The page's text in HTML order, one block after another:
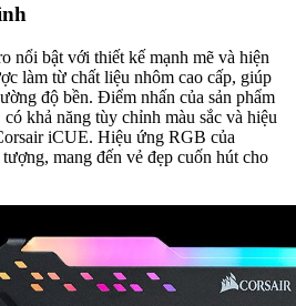
nổi bật với thiết kế mạnh mẽ và hiện
làm từ chất liệu nhôm cao cấp, giúp
độ bền. Điểm nhấn của sản phẩm
khả năng tùy chỉnh màu sắc và hiệu
iCUE. Hiệu ứng RGB của
mang đến vẻ đẹp cuốn hút cho